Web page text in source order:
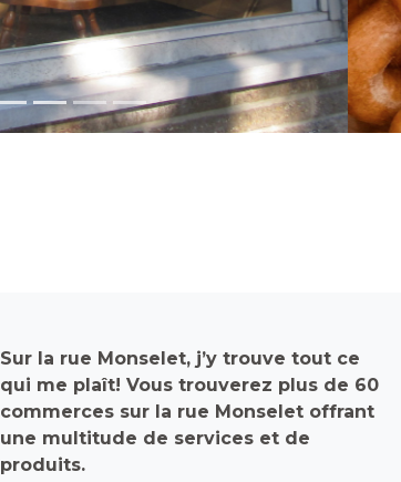
Sur la rue Monselet, j’y trouve tout ce
qui me plaît! Vous trouverez plus de 60
commerces sur la rue Monselet offrant
une multitude de services et de
produits.